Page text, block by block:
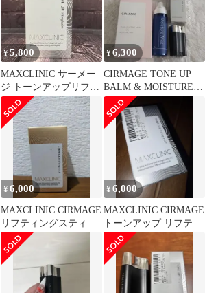
¥5,800
MAXCLINIC サーメー
ジ トーンアップリフテ
ィング バーム 22g
¥6,300
CIRMAGE TONE UP
BALM & MOISTURE
MIST
¥6,000
MAXCLINIC CIRMAGE
リフティングスティッ
クバーム
¥6,000
MAXCLINIC CIRMAGE
トーンアップ リフティ
ングバーム